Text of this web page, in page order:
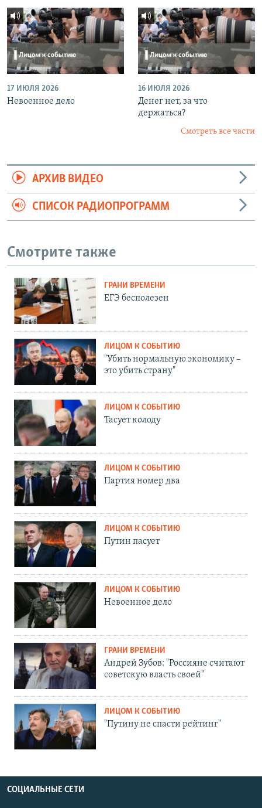
17 ИЮЛЯ 2026
Невоенное дело
16 ИЮЛЯ 2026
Денег нет, за что
держаться?
Смотреть все части
АРХИВ ВИДЕО
СПИСОК РАДИОПРОГРАММ
Смотрите также
ГРАНИ ВРЕМЕНИ
ЕГЭ бесполезен
ЛИЦОМ К СОБЫТИЮ
"Убить нормальную экономику –
это убить страну"
ЛИЦОМ К СОБЫТИЮ
Тасует колоду
ЛИЦОМ К СОБЫТИЮ
Партия номер два
ЛИЦОМ К СОБЫТИЮ
Путин пасует
ЛИЦОМ К СОБЫТИЮ
Невоенное дело
ГРАНИ ВРЕМЕНИ
Андрей Зубов: "Россияне считают
советскую власть своей"
ЛИЦОМ К СОБЫТИЮ
"Путину не спасти рейтинг"
СОЦИАЛЬНЫЕ СЕТИ